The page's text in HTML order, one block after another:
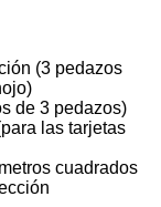
(3 pedazos
de 3 pedazos)
las tarjetas
cuadrados